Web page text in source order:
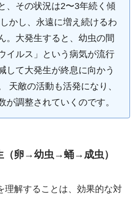
、その状況は2〜3年続く傾
かし、永遠に増え続けるわ
。大発生すると、幼虫の間
イルス」という病気が流行
して大発生が終息に向かう
天敵の活動も活発になり、
が調整されていくのです。
（卵→幼虫→蛹→成虫）
理解することは、効果的な対